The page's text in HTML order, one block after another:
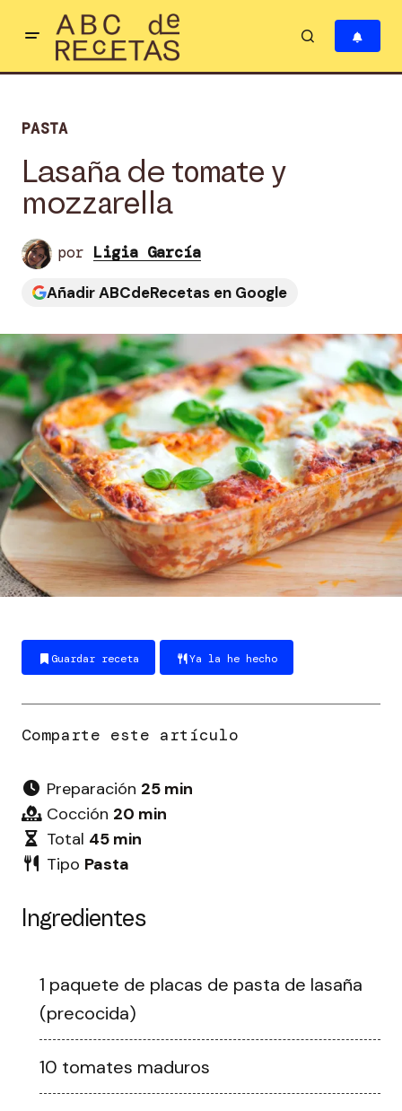
PASTA
Lasaña de tomate y
mozzarella
por Ligia García
Añadir ABCdeRecetas en Google
Guardar receta Ya la he hecho
Preparación 25 min
Cocción 20 min
Total 45 min
Tipo Pasta
Ingredientes
1 paquete de placas de pasta de lasaña
(precocida)
10 tomates maduros